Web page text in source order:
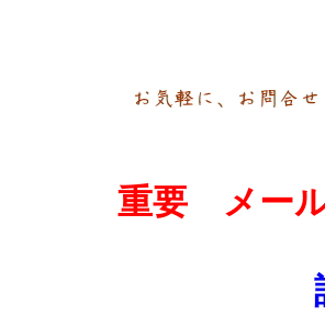
重要 メー